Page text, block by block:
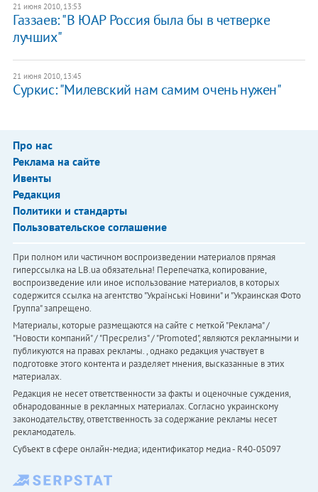
21 июня 2010, 13:53
Газзаев: "В ЮАР Россия была бы в четверке
лучших"
21 июня 2010, 13:45
Суркис: "Милевский нам самим очень нужен"
Про нас
Реклама на сайте
Ивенты
Редакция
Политики и стандарты
Пользовательское соглашение
При полном или частичном воспроизведении материалов прямая
гиперссылка на LB.ua обязательна! Перепечатка, копирование,
воспроизведение или иное использование материалов, в которых
содержится ссылка на агентство "Українськi Новини" и "Украинская Фото
Группа" запрещено.
Материалы, которые размещаются на сайте с меткой "Реклама" /
"Новости компаний" / "Пресрелиз" / "Promoted", являются рекламными и
публикуются на правах рекламы. , однако редакция участвует в
подготовке этого контента и разделяет мнения, высказанные в этих
материалах.
Редакция не несет ответственности за факты и оценочные суждения,
обнародованные в рекламных материалах. Согласно украинскому
законодательству, ответственность за содержание рекламы несет
рекламодатель.
Субъект в сфере онлайн-медиа; идентификатор медиа - R40-05097